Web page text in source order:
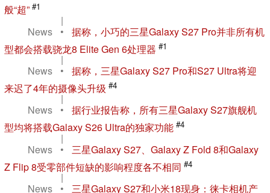
般“超” #1
|
News
•
据称，小巧的三星Galaxy S27 Pro并非所有机
型都会搭载骁龙8 Elite Gen 6处理器 #1
|
News
•
据称，三星Galaxy S27 Pro和S27 Ultra将迎
来迟了4年的摄像头升级 #4
|
News
•
据行业报告称，所有三星Galaxy S27旗舰机
型均将搭载Galaxy S26 Ultra的独家功能 #4
|
News
•
三星Galaxy S27、Galaxy Z Fold 8和Galaxy
Z Flip 8受零部件短缺的影响程度各不相同 #4
|
News
•
三星Galaxy S27和小米18现身：徕卡相机产